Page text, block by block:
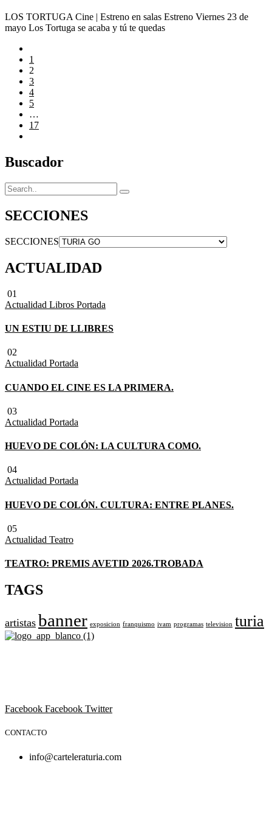
LOS TORTUGA Cine | Estreno en salas Estreno Viernes 23 de
mayo Los Tortuga se acaba y tú te quedas
1
2
3
4
5
…
17
Buscador
SECCIONES
SECCIONES
ACTUALIDAD
01
Actualidad Libros Portada
UN ESTIU DE LLIBRES
02
Actualidad Portada
CUANDO EL CINE ES LA PRIMERA.
03
Actualidad Portada
HUEVO DE COLÓN: LA CULTURA COMO.
04
Actualidad Portada
HUEVO DE COLÓN. CULTURA: ENTRE PLANES.
05
Actualidad Teatro
TEATRO: PREMIS AVETID 2026.TROBADA
TAGS
artistas banner exposicion franquismo ivam programas television turia
Facebook Facebook Twitter
CONTACTO
info@carteleraturia.com